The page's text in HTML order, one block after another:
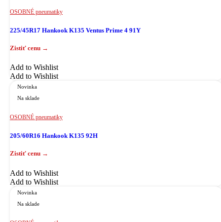
OSOBNÉ pneumatiky
225/45R17 Hankook K135 Ventus Prime 4 91Y
Add to Wishlist
Add to Wishlist
Novinka
Na sklade
OSOBNÉ pneumatiky
205/60R16 Hankook K135 92H
Add to Wishlist
Add to Wishlist
Novinka
Na sklade